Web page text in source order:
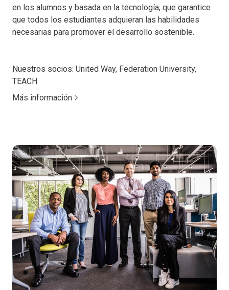
en los alumnos y basada en la tecnología, que garantice
que todos los estudiantes adquieran las habilidades
necesarias para promover el desarrollo sostenible.
Nuestros socios: United Way, Federation University,
TEACH
Más información